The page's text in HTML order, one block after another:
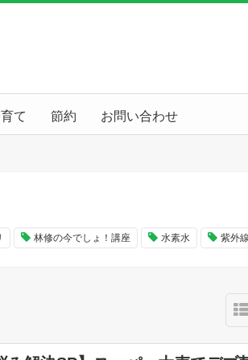
て 節約 お問い合わせ
林修の今でしょ！講座 水素水 紫外